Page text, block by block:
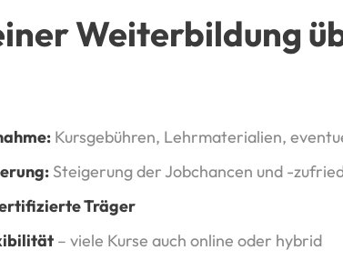
Weiterbildung
Kursgebühren, Lehrmaterialien,
Steigerung der Jobchancen und -
Träger
– viele Kurse auch online oder hybrid